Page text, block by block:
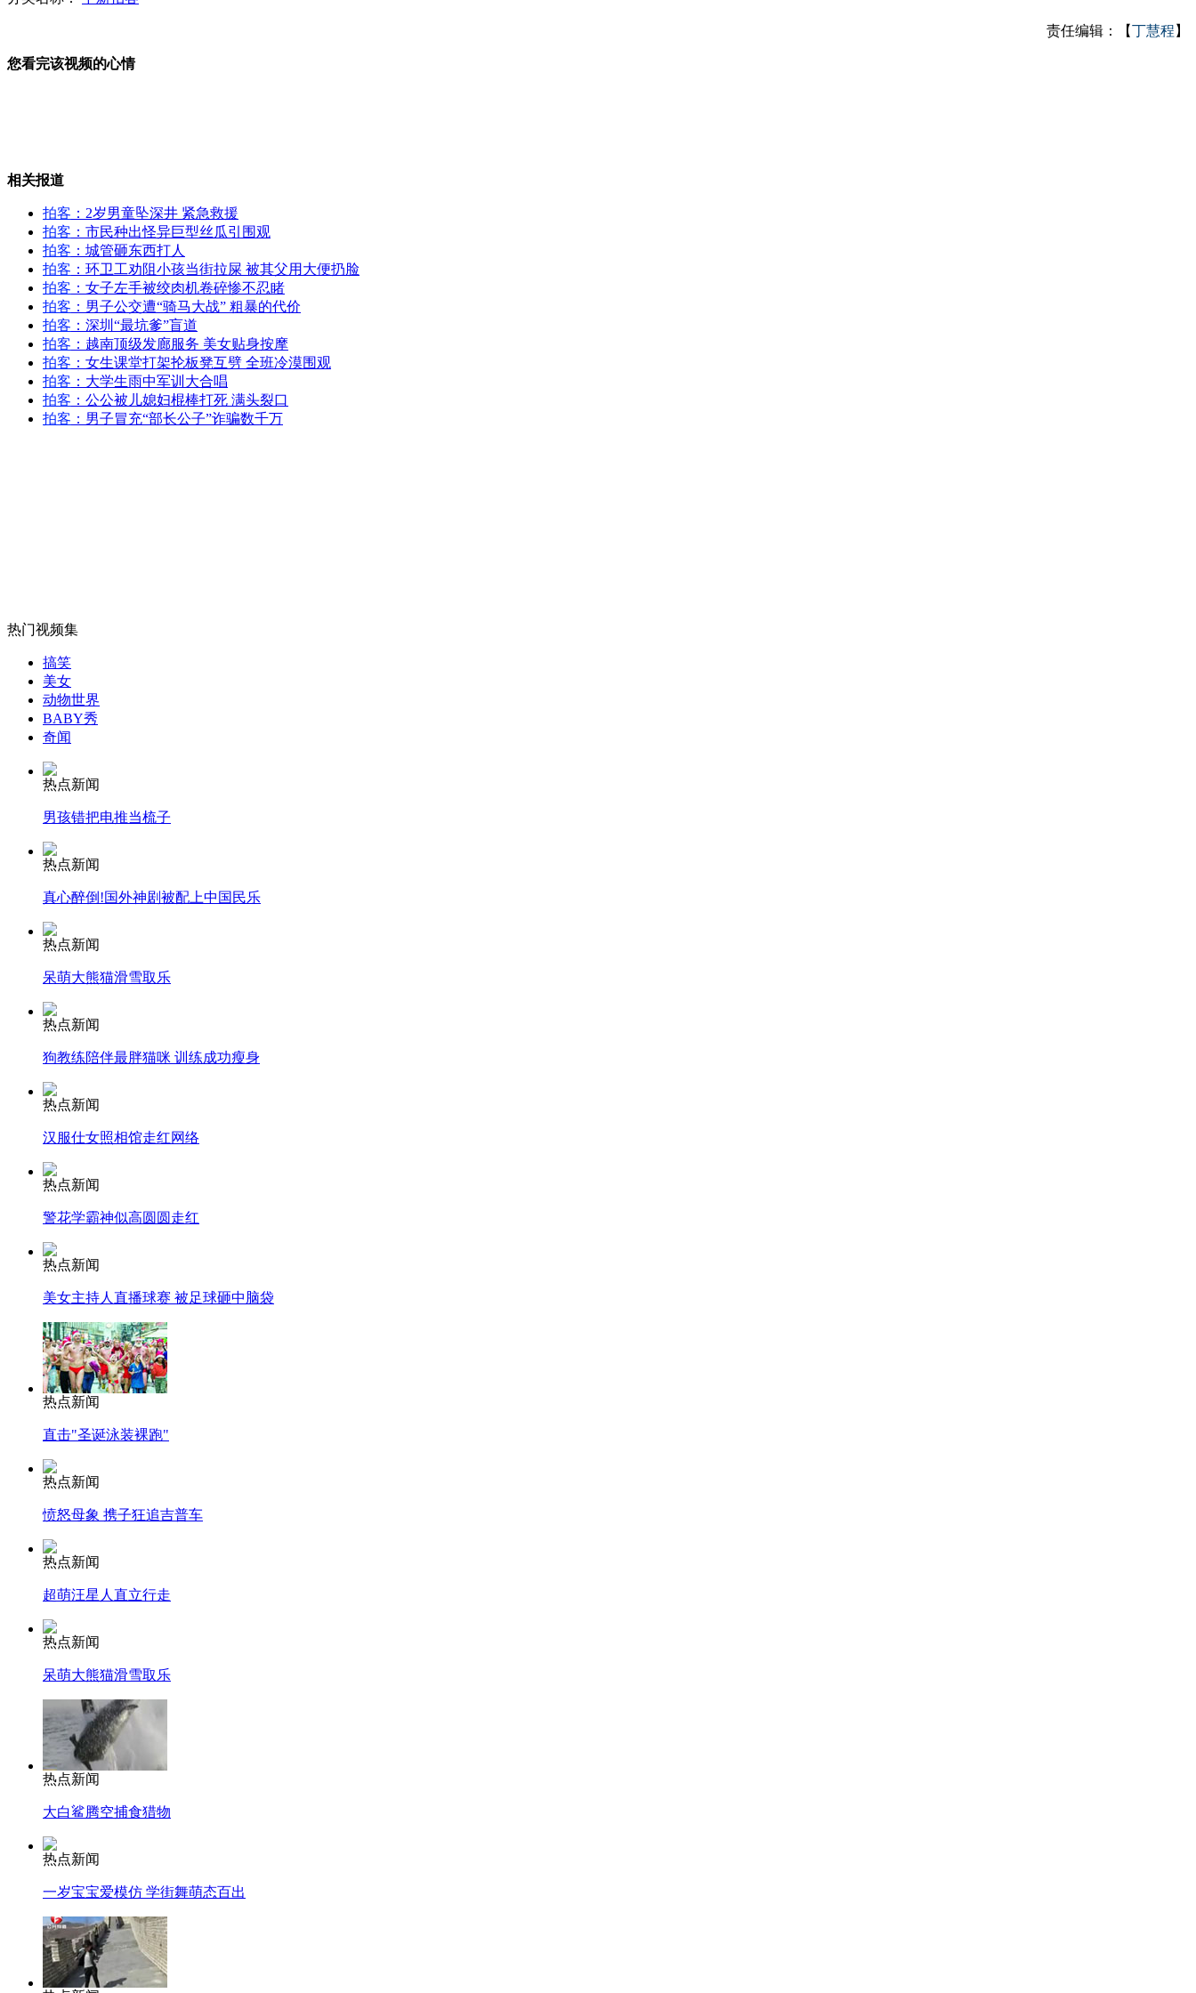
金正恩出席国庆65周年阅兵
中国"慰安妇"对日诉讼第一人离世
市民种出怪异巨型丝瓜引围观
无痛分娩是否安全 医生回应
外交部：反对强权政治霸凌主义
外交部：有关国家言论片面不公正
安徽一实载49人客车翻车
走！跟着总书记去植树
消防员救轻生者
纽约上演“枕头大战”
司机酒驾遇交警 急速倒车逃窜
责任编辑：【丁慧程 】
您看完该视频的心情
相关报道
拍客 ：2岁男童坠深井 紧急救援
拍客 ：市民种出怪异巨型丝瓜引围观
拍客 ：城管砸东西打人
拍客 ：环卫工劝阻小孩当街拉屎 被其父用大便扔脸
拍客 ：女子左手被绞肉机卷碎惨不忍睹
拍客 ：男子公交遭“骑马大战” 粗暴的代价
拍客 ：深圳“最坑爹”盲道
拍客 ：越南顶级发廊服务 美女贴身按摩
拍客 ：女生课堂打架抡板凳互劈 全班冷漠围观
拍客 ：大学生雨中军训大合唱
拍客 ：公公被儿媳妇棍棒打死 满头裂口
拍客 ：男子冒充“部长公子”诈骗数千万
热门视频集
搞笑
美女
动物世界
BABY秀
奇闻
热点新闻
男孩错把电推当梳子
热点新闻
真心醉倒!国外神剧被配上中国民乐
热点新闻
呆萌大熊猫滑雪取乐
热点新闻
狗教练陪伴最胖猫咪 训练成功瘦身
热点新闻
汉服仕女照相馆走红网络
热点新闻
警花学霸神似高圆圆走红
热点新闻
美女主持人直播球赛 被足球砸中脑袋
热点新闻
直击"圣诞泳装裸跑"
热点新闻
愤怒母象 携子狂追吉普车
热点新闻
超萌汪星人直立行走
热点新闻
呆萌大熊猫滑雪取乐
热点新闻
大白鲨腾空捕食猎物
热点新闻
一岁宝宝爱模仿 学街舞萌态百出